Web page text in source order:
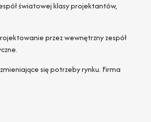
światowej klasy projektantów,
przez wewnętrzny zespół
się potrzeby rynku. Firma